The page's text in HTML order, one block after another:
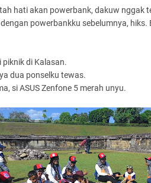
hati akan powerbank, dakuw nggak
powerbankku sebelumnya,
piknik di Kalasan.
dua ponselku tewas.
si ASUS Zenfone 5 merah unyu.